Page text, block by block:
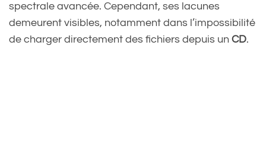
spectrale avancée. Cependant, ses lacunes
demeurent visibles, notamment dans l’impossibilité
de charger directement des fichiers depuis un CD.